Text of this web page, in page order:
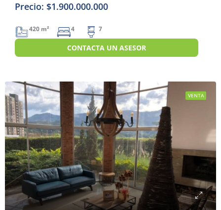
Precio: $1.900.000.000
420 m² 4 7
CONTACTA UN ASESOR
VENTA